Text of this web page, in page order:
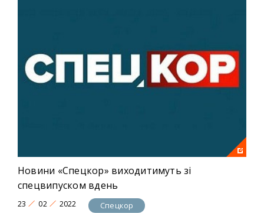
Новини «Спецкор» виходитимуть зі
спецвипуском вдень
23 02 2022 Спецкор